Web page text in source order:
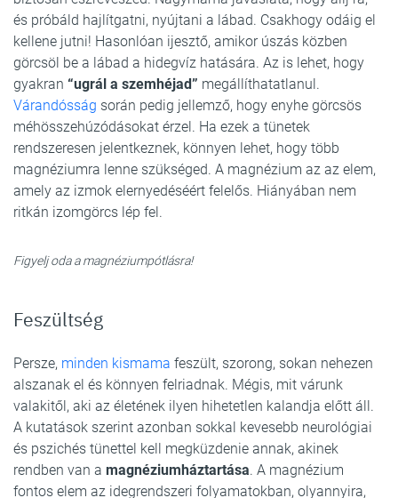
és próbáld hajlítgatni, nyújtani a lábad. Csakhogy odáig el
kellene jutni! Hasonlóan ijesztő, amikor úszás közben
görcsöl be a lábad a hidegvíz hatására. Az is lehet, hogy
gyakran “ugrál a szemhéjad” megállíthatatlanul.
Várandósság során pedig jellemző, hogy enyhe görcsös
méhösszehúzódásokat érzel. Ha ezek a tünetek
rendszeresen jelentkeznek, könnyen lehet, hogy több
magnéziumra lenne szükséged. A magnézium az az elem,
amely az izmok elernyedéséért felelős. Hiányában nem
ritkán izomgörcs lép fel.
Figyelj oda a magnéziumpótlásra!
Feszültség
Persze, minden kismama feszült, szorong, sokan nehezen
alszanak el és könnyen felriadnak. Mégis, mit várunk
valakitől, aki az életének ilyen hihetetlen kalandja előtt áll.
A kutatások szerint azonban sokkal kevesebb neurológiai
és pszichés tünettel kell megküzdenie annak, akinek
rendben van a magnéziumháztartása. A magnézium
fontos elem az idegrendszeri folyamatokban, olyannyira,